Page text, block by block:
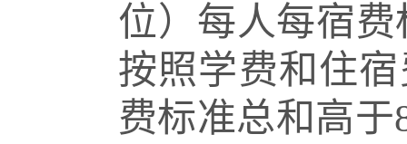
位）每人每宿
按照学费和住
费标准总和高于